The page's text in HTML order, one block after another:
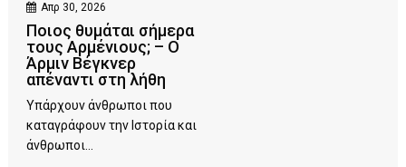
Απρ 30, 2026
Ποιος θυμάται σήμερα
τους Αρμένιους; – Ο
Άρμιν Βέγκνερ
απέναντι στη λήθη
Υπάρχουν άνθρωποι που
καταγράφουν την Ιστορία και
άνθρωποι...